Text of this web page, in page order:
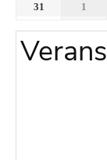
31
1